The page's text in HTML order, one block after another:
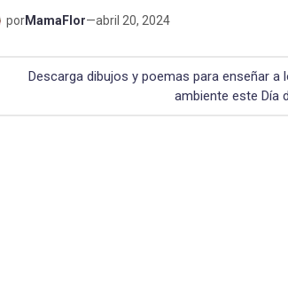
porMamaFlor—abril 20, 2024
Descarga dibujos y poemas para enseñar
ambiente este Día